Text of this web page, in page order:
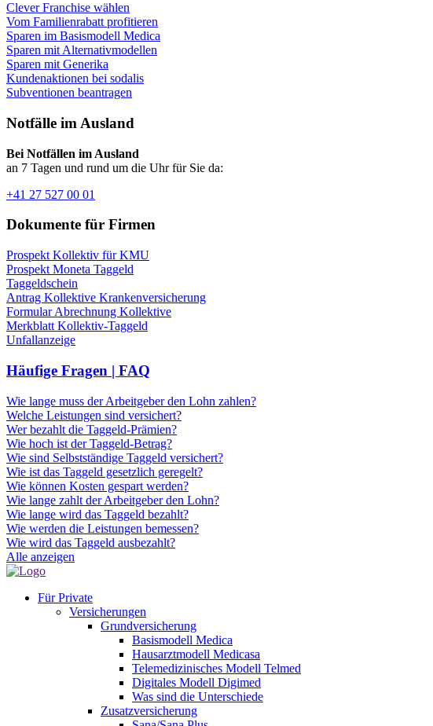
Clever Franchise wählen
Vom Familienrabatt profitieren
Sparen im Basismodell Medica
Sparen mit Alternativmodellen
Sparen mit Generika
Kundenaktionen bei sodalis
Subventionen beantragen
Notfälle im Ausland
Bei Notfällen im Ausland
an 7 Tagen und rund um die Uhr für Sie da:
+41 27 527 00 01
Dokumente für Firmen
Prospekt Kollektiv für KMU
Prospekt Moneta Taggeld
Taggeldschein
Antrag Kollektive Krankenversicherung
Formular Abrechnung Kollektive
Merkblatt Kollektiv-Taggeld
Unfallanzeige
Häufige Fragen | FAQ
Wie lange muss der Arbeitgeber den Lohn zahlen?
Welche Leistungen sind versichert?
Wer bezahlt die Taggeld-Prämien?
Wie hoch ist der Taggeld-Betrag?
Wie sind Selbstständige Taggeld versichert?
Wie ist das Taggeld gesetzlich geregelt?
Wie können Kosten gespart werden?
Wie lange zahlt der Arbeitgeber den Lohn?
Wie lange wird das Taggeld bezahlt?
Wie werden die Leistungen bemessen?
Wie wird das Taggeld ausbezahlt?
Alle anzeigen
Für Private
Versicherungen
Grundversicherung
Basismodell Medica
Hausarztmodell Medicasa
Telemedizinisches Modell Telmed
Digitales Modell Digimed
Was sind die Unterschiede
Zusatzversicherung